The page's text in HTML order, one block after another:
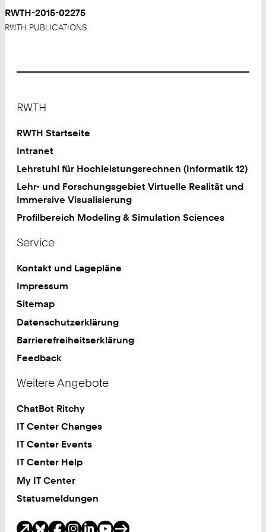
RWTH-2015-02275
RWTH PUBLICATIONS
RWTH
RWTH Startseite
Intranet
Lehrstuhl für Hochleistungsrechnen (Informatik 12)
Lehr- und Forschungsgebiet Virtuelle Realität und
Immersive Visualisierung
Profilbereich Modeling & Simulation Sciences
Service
Kontakt und Lagepläne
Impressum
Sitemap
Datenschutzerklärung
Barrierefreiheitserklärung
Feedback
Weitere Angebote
ChatBot Ritchy
IT Center Changes
IT Center Events
IT Center Help
My IT Center
Statusmeldungen
Soziale Medien